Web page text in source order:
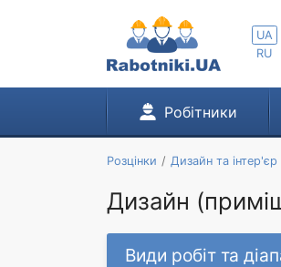
UA
RU
Робітники
Розцінки Дизайн та інтер'єр
Дизайн
Види робіт та